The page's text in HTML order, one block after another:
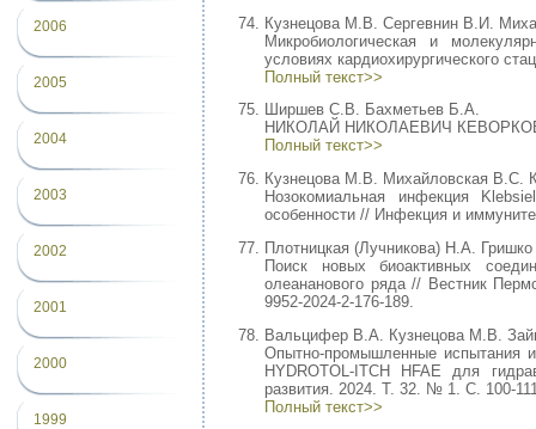
2006
2005
2004
2003
2002
2001
2000
1999
Кузнецова М.В. Сергевнин В.И.
Микробиологическая и
условиях кардиохирургического
Полный текст>>
Ширшев С.В. Бахметьев Б.А.
НИКОЛАЙ НИКОЛАЕВИЧ
Полный текст>>
Кузнецова М.В. Михайловская В.С.
Нозокомиальная инфекция
особенности // Инфекция и
Плотницкая (Лучникова) Н.А.
Поиск новых биоактивных
олеананового ряда // Вестник
9952-2024-2-176-189.
Вальцифер В.А. Кузнецова М.В.
Опытно-промышленные испытания и
HYDROTOL-ITCH HFAE для
развития. 2024. Т. 32. № 1. С. 100-
Полный текст>>